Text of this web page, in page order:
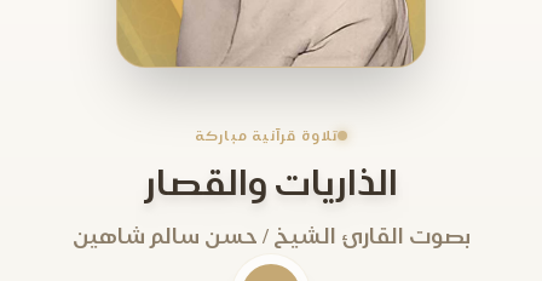
تلاوة قرآنية مباركة
الذاريات والقصار
بصوت القارئ الشيخ / حسن سالم شاهين